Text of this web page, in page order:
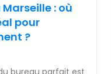
: où
pour
?